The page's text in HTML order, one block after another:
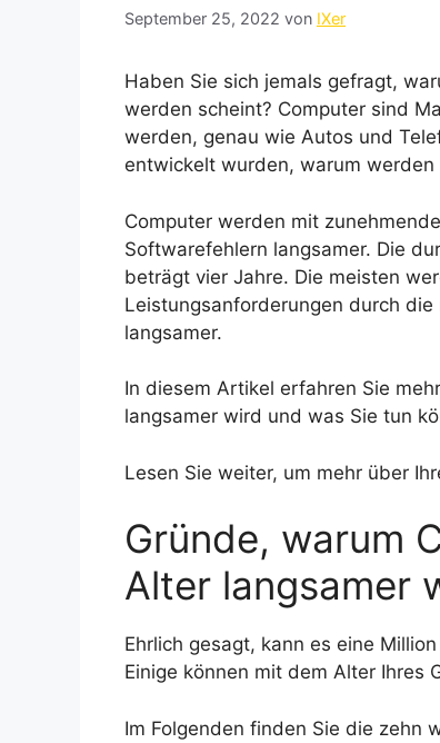
September 25, 2022 von IXer
Haben Sie sich jemals gefragt,
werden scheint? Computer sind
werden, genau wie Autos und
entwickelt wurden, warum
Computer werden mit
Softwarefehlern langsamer. Die
beträgt vier Jahre. Die meisten
Leistungsanforderungen durch
langsamer.
In diesem Artikel erfahren Sie
langsamer wird und was Sie tun
Lesen Sie weiter, um mehr über
Gründe, warum
Alter langsamer
Ehrlich gesagt, kann es eine
Einige können mit dem Alter Ihres
Im Folgenden finden Sie die zehn